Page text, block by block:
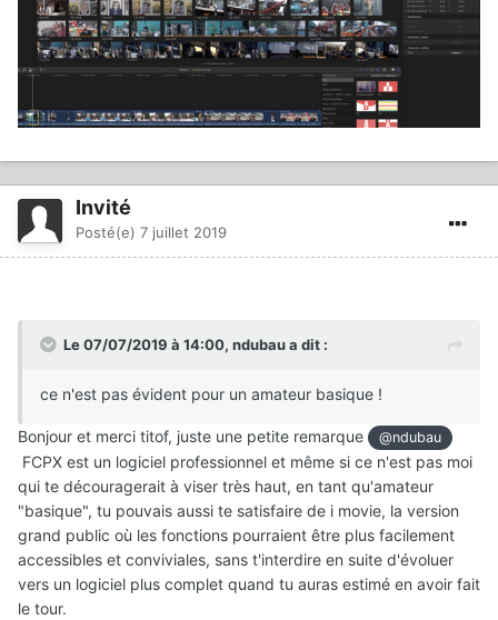
Invité
Posté(e) 7 juillet 2019
Le 07/07/2019 à 14:00, ndubaua dit :
ce n'est pas évident pour un amateur basique !
Bonjour et merci titof, juste une petite remarque @ndubau
FCPX est un logiciel professionnel et même si ce n'est pas moi
qui te découragerait à viser très haut, en tant qu'amateur
"basique", tu pouvais aussi te satisfaire de i movie, la version
grand public où les fonctions pourraient être plus facilement
accessibles et conviviales, sans t'interdire en suite d'évoluer
vers un logiciel plus complet quand tu auras estimé en avoir fait
le tour.